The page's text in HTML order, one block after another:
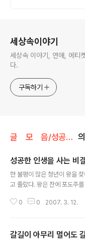
세상속이야기
세상속 이야기, 연애, 에티
다.
구독하기
글 모 음/성공가이드
성공한 인생을 사는 비결
한 불평이 많은 청년이 왕을
고 졸랐다. 왕은 잔에 포도주
르면 네 목을 베리라." 청년은
"포도주 잔에 신경을 쓰느라
0 0 2007. 3. 12.
갈길이 아무리 멀어도